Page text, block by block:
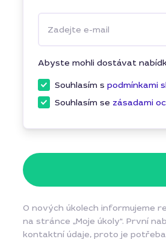
Zadejte e-mail
Abyste mohli dostávat
Souhlasím s podmínkami
Souhlasím se zásadami
O nových úkolech informujeme
na stránce „Moje úkoly“. První
kontaktní údaje, proto je